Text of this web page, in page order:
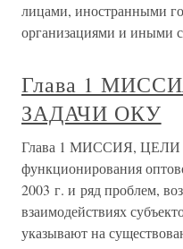
лицами, иностранными
организациями и иными
Глава 1
ЗАДАЧИ ОКУ
Глава 1 МИССИЯ,
функционирования
2003 г. и ряд проблем,
взаимодействиях
указывают на